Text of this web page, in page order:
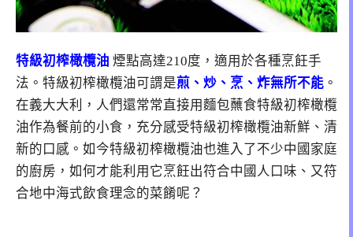
特級初榨橄欖油 煙點高達210度，適用於各種烹飪手
法。特級初榨橄欖油可謂是煎、炒、烹、炸無所不能 。
在義大大利，人們還常常直接用麵包蘸食特級初榨橄欖
油作為餐前的小食，充分感受特級初榨橄欖油新鮮、清
新的口感。如今特級初榨橄欖油也進入了不少中國家庭
的廚房，如何才能利用它烹飪出符合中國人口味、又符
合地中海式飲食理念的菜餚呢？